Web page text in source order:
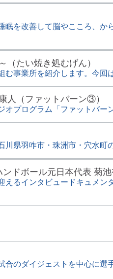
眠を改善して脳やこころ、か
（たい焼き処むげん）
事業所を紹介します。今回
人（ファットバーン③）
プログラム「ファットバー
県羽咋市・珠洲市・穴水町
ドボール元日本代表 菊
えるインタビュードキュメン
のダイジェストを中心に選